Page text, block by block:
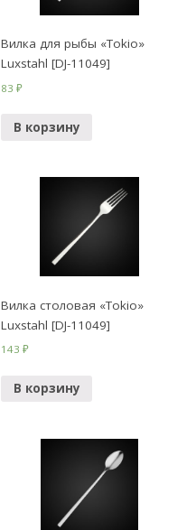
Вилка для рыбы «Tokio»
Luxstahl [DJ-11049]
83₽
В корзину
Вилка столовая «Tokio»
Luxstahl [DJ-11049]
143₽
В корзину